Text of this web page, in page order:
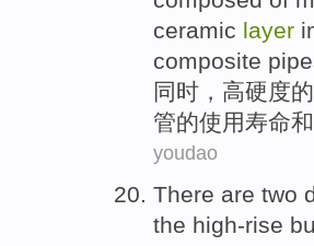
ceramic layer
composite
同时 ， 高硬度的
管的使用寿命和
youdao
There are two
the high-rise